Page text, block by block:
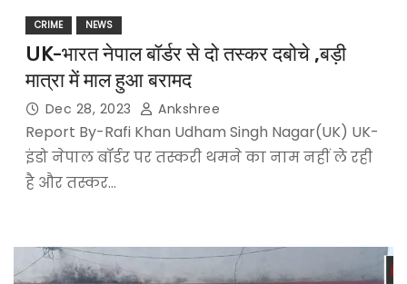
CRIME NEWS
UK-भारत नेपाल बॉर्डर से दो तस्कर दबोचे ,बड़ी
मात्रा में माल हुआ बरामद
Dec 28, 2023 Ankshree
Report By-Rafi Khan Udham Singh Nagar(UK) UK-
इंडो नेपाल बॉर्डर पर तस्करी थमने का नाम नहीं ले रही
है और तस्कर…